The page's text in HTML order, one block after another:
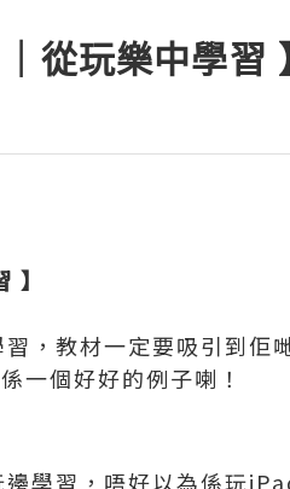
從玩樂中學習 】
，教材一定要吸引到佢
個好好的例子喇！
學習，唔好以為係玩